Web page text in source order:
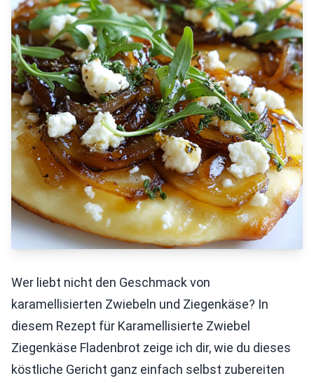
Wer liebt nicht den Geschmack von
karamellisierten Zwiebeln und Ziegenkäse? In
diesem Rezept für Karamellisierte Zwiebel
Ziegenkäse Fladenbrot zeige ich dir, wie du dieses
köstliche Gericht ganz einfach selbst zubereiten